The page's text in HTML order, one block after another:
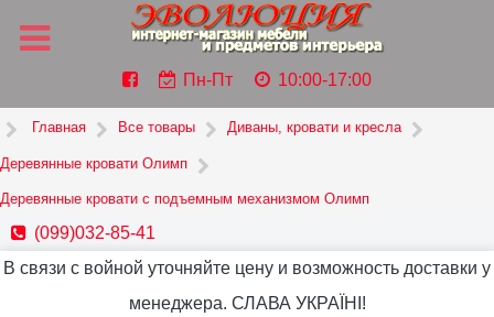
Пн-Пт 10:00-17:00
Главная Все товары Диваны, кровати и кресла
Деревянные кровати Олимп
Деревянные кровати с подъемным механизмом Олимп
(099)032-85-41
В связи с войной уточняйте цену и возможность доставки у
менеджера. СЛАВА УКРАЇНІ!